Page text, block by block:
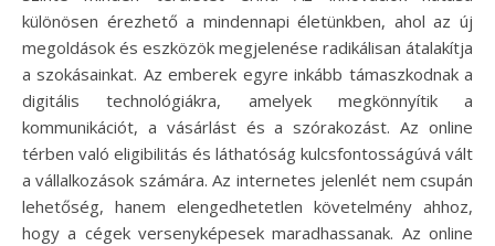
különösen érezhető a mindennapi életünkben, ahol az új
megoldások és eszközök megjelenése radikálisan átalakítja
a szokásainkat. Az emberek egyre inkább támaszkodnak a
digitális technológiákra, amelyek megkönnyítik a
kommunikációt, a vásárlást és a szórakozást. Az online
térben való eligibilitás és láthatóság kulcsfontosságúvá vált
a vállalkozások számára. Az internetes jelenlét nem csupán
lehetőség, hanem elengedhetetlen követelmény ahhoz,
hogy a cégek versenyképesek maradhassanak. Az online